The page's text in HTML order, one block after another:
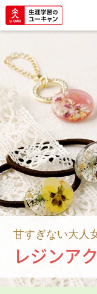
甘すぎない大人
レジンア